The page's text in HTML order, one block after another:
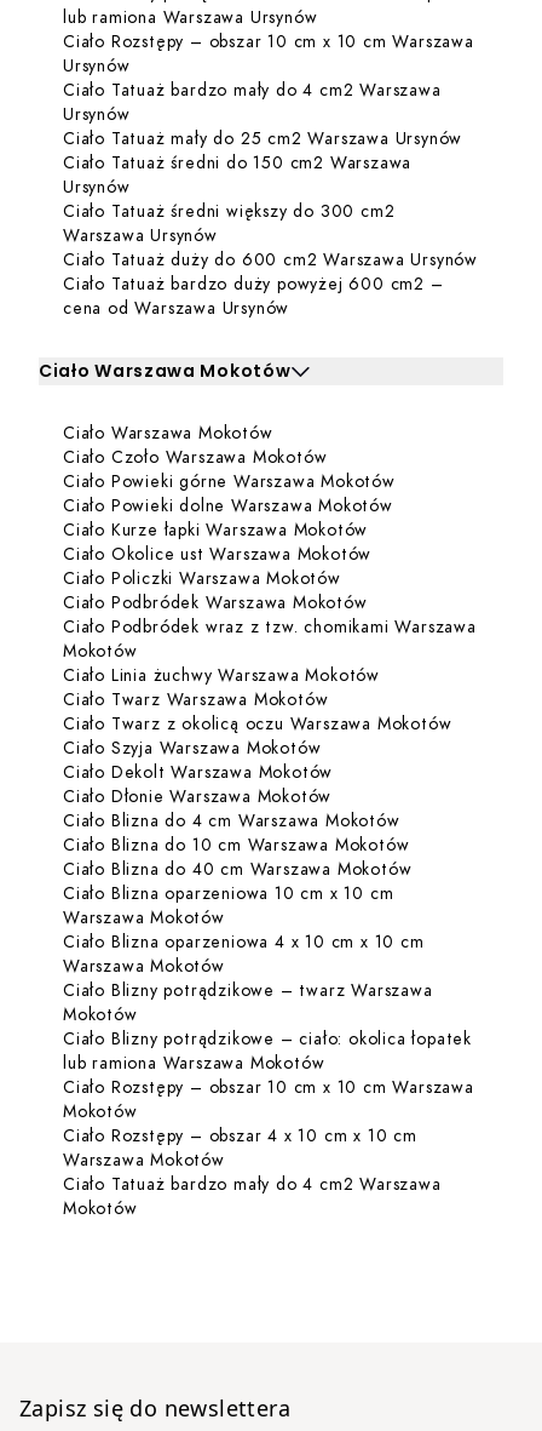
lub ramiona Warszawa UrsynówDowiedz się więcej o
Ciało Rozstępy – obszar 10 cm x 10 cm Warszawa
UrsynówDowiedz się więcej o Ciało Rozstępy – obszar 10
Ciało Tatuaż bardzo mały do 4 cm2 Warszawa
UrsynówDowiedz się więcej o Ciało Tatuaż bardzo mały
Ciało Tatuaż mały do 25 cm2 Warszawa Ursynów
Ciało Tatuaż średni do 150 cm2 Warszawa
UrsynówDowiedz się więcej o Ciało Tatuaż średni do 150
Ciało Tatuaż średni większy do 300 cm2
Warszawa UrsynówDowiedz się więcej o Ciało Tatuaż
Ciało Tatuaż duży do 600 cm2 Warszawa Ursynów
Ciało Tatuaż bardzo duży powyżej 600 cm2 –
cena od Warszawa Ursynów
Ciało Warszawa Mokotów
Kliknij, aby rozwinąć i zobaczyć zabiegi dla Ciało
Zabiegi dla Ciało Warszawa Mokotów
Ciało Warszawa MokotówDowiedz się więcej o Ciało
Ciało Czoło Warszawa MokotówDowiedz się więcej o
Ciało Powieki górne Warszawa MokotówDowiedz się
Ciało Powieki dolne Warszawa MokotówDowiedz się
Ciało Kurze łapki Warszawa Mokotów
Ciało Okolice ust Warszawa Mokotów
Ciało Policzki Warszawa MokotówDowiedz się więcej o
Ciało Podbródek Warszawa MokotówDowiedz się więcej
Ciało Podbródek wraz z tzw. chomikami Warszawa
MokotówDowiedz się więcej o Ciało Podbródek wraz z
Ciało Linia żuchwy Warszawa Mokotów
Ciało Twarz Warszawa MokotówDowiedz się więcej o
Ciało Twarz z okolicą oczu Warszawa MokotówDowiedz
Ciało Szyja Warszawa MokotówDowiedz się więcej o
Ciało Dekolt Warszawa Mokotów
Ciało Dłonie Warszawa Mokotów
Ciało Blizna do 4 cm Warszawa MokotówDowiedz się
Ciało Blizna do 10 cm Warszawa MokotówDowiedz się
Ciało Blizna do 40 cm Warszawa MokotówDowiedz się
Ciało Blizna oparzeniowa 10 cm x 10 cm
Warszawa MokotówDowiedz się więcej o Ciało Blizna
Ciało Blizna oparzeniowa 4 x 10 cm x 10 cm
Warszawa MokotówDowiedz się więcej o Ciało Blizna
Ciało Blizny potrądzikowe – twarz Warszawa
MokotówDowiedz się więcej o Ciało Blizny potrądzikowe
Ciało Blizny potrądzikowe – ciało: okolica łopatek
lub ramiona Warszawa MokotówDowiedz się więcej o
Ciało Rozstępy – obszar 10 cm x 10 cm Warszawa
MokotówDowiedz się więcej o Ciało Rozstępy – obszar
Ciało Rozstępy – obszar 4 x 10 cm x 10 cm
Warszawa MokotówDowiedz się więcej o Ciało Rozstępy
Ciało Tatuaż bardzo mały do 4 cm2 Warszawa
MokotówDowiedz się więcej o Ciało Tatuaż bardzo mały
Zapisz się do newslettera